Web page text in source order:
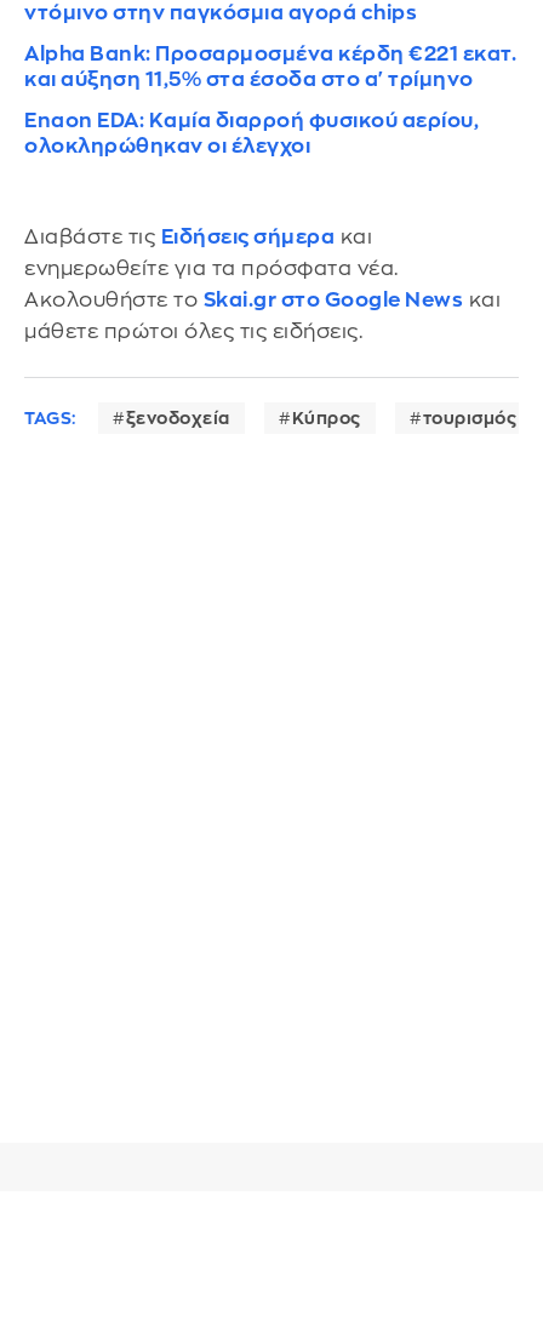
ντόμινο στην παγκόσμια αγορά chips
Alpha Bank: Προσαρμοσμένα κέρδη €221 εκατ.
και αύξηση 11,5% στα έσοδα στο α' τρίμηνο
Enaon EDA: Kαμία διαρροή φυσικού αερίου,
ολοκληρώθηκαν οι έλεγχοι
Διαβάστε τις Ειδήσεις σήμερα και
ενημερωθείτε για τα πρόσφατα νέα.
Ακολουθήστε το Skai.gr στο Google News και
μάθετε πρώτοι όλες τις ειδήσεις.
TAGS: ξενοδοχεία Κύπρος τουρισμός